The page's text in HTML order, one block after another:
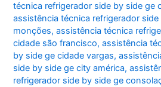
técnica refrigerador side by side ge
assistência técnica refrigerador
monções,assistência técnica
cidade são francisco,assistência
by side ge cidade vargas,
side by side ge city américa,
refrigerador side by side ge